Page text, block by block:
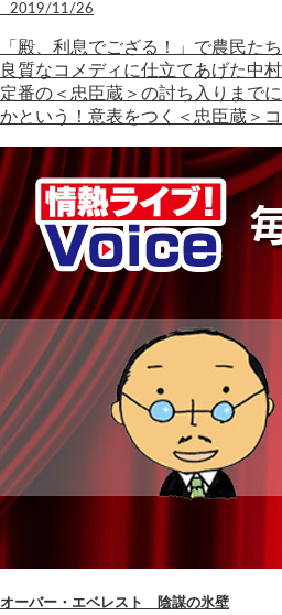
2019/11/26
「殿、利息でござる！」で農民た
良質なコメディに仕立てあげた中
定番の＜忠臣蔵＞の討ち入りまで
かという！意表をつく＜忠臣蔵＞
オーバー・エベレスト 陰謀の氷壁